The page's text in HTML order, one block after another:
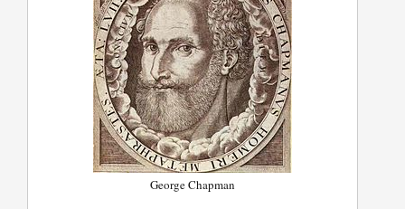
George Chapman